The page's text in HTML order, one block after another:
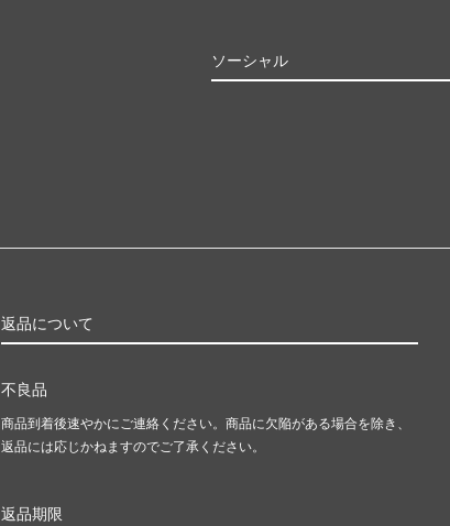
ソーシャル
返品について
不良品
商品到着後速やかにご連絡ください。商品に欠陥がある場合を除き、
返品には応じかねますのでご了承ください。
返品期限